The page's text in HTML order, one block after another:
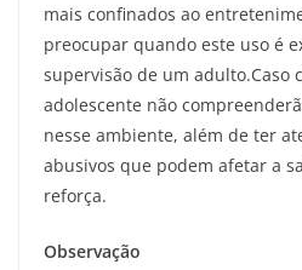
mais confinados ao
preocupar quando este uso é
supervisão de um adulto.Caso
adolescente não
nesse ambiente, além de ter
abusivos que podem afetar a
reforça.
Observação